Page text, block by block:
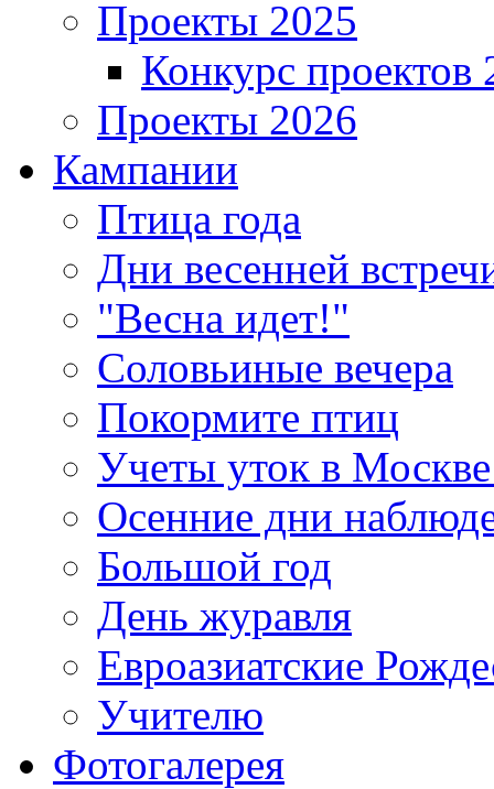
Проекты 2025
Конкурс проектов
Проекты 2026
Кампании
Птица года
Дни весенней
"Весна идет!"
Соловьиные вечера
Покормите птиц
Учеты уток в
Осенние дни
Большой год
День журавля
Евроазиатские
Учителю
Фотогалерея